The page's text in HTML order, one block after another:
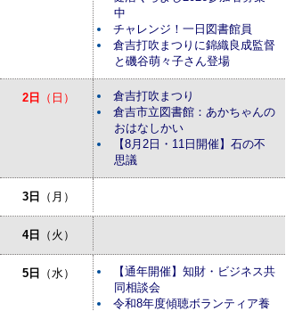
中
チャレンジ！一日図書館員
倉吉打吹まつりに錦織良成監督
と磯谷萌々子さん登場
2日 （日）
倉吉打吹まつり
倉吉市立図書館：あかちゃんの
おはなしかい
【8月2日・11日開催】石の不
思議
3日 （月）
4日 （火）
5日 （水）
【通年開催】知財・ビジネス共
同相談会
令和8年度傾聴ボランティア養